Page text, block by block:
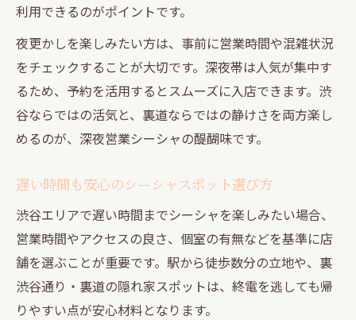
利用できるのがポイントです。
夜更かしを楽しみたい方は、事前に営業時間や混雑状況
をチェックすることが大切です。深夜帯は人気が集中す
るため、予約を活用するとスムーズに入店できます。渋
谷ならではの活気と、裏道ならではの静けさを両方楽し
めるのが、深夜営業シーシャの醍醐味です。
遅い時間も安心のシーシャスポット選び方
渋谷エリアで遅い時間までシーシャを楽しみたい場合、
営業時間やアクセスの良さ、個室の有無などを基準に店
舗を選ぶことが重要です。駅から徒歩数分の立地や、裏
渋谷通り・裏道の隠れ家スポットは、終電を逃しても帰
りやすい点が安心材料となります。